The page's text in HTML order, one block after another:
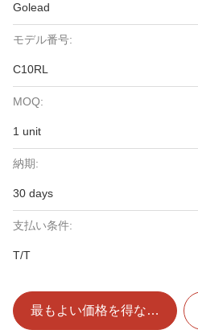
Golead
モデル番号:
C10RL
MOQ:
1 unit
納期:
30 days
支払い条件:
T/T
最もよい価格を得なさい